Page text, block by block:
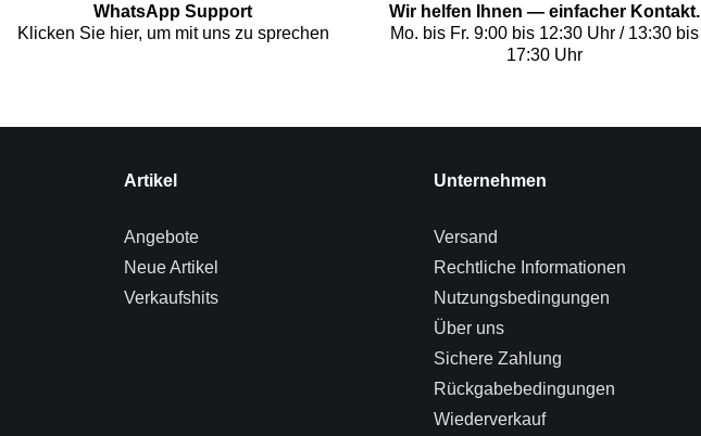
WhatsApp Support
Klicken Sie hier, um mit uns zu sprechen
Wir helfen Ihnen — einfacher Kontakt.
Mo. bis Fr. 9:00 bis 12:30 Uhr / 13:30 bis
17:30 Uhr
Artikel
Angebote
Neue Artikel
Verkaufshits
Unternehmen
Versand
Rechtliche Informationen
Nutzungsbedingungen
Über uns
Sichere Zahlung
Rückgabebedingungen
Wiederverkauf